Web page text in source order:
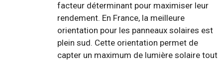
facteur déterminant pour maximiser leur
rendement. En France, la meilleure
orientation pour les panneaux solaires est
plein sud. Cette orientation permet de
capter un maximum de lumière solaire tout